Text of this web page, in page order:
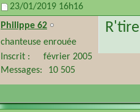
23/01/2019 16h16
Philippe 62
chanteuse enrouée
Inscrit
février 2005
Messages
10 505